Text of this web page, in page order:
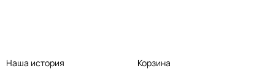
Наша история
Корзина